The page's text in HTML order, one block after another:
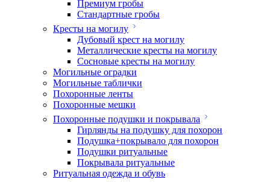
Премиум гробы
Стандартные гробы
Кресты на могилу
Дубовый крест на могилу
Металлические кресты на могилу
Сосновые кресты на могилу
Могильные оградки
Могильные таблички
Похоронные ленты
Похоронные мешки
Похоронные подушки и покрывала
Гирлянды на подушку для похорон
Подушка+покрывало для похорон
Подушки ритуальные
Покрывала ритуальные
Ритуальная одежда и обувь